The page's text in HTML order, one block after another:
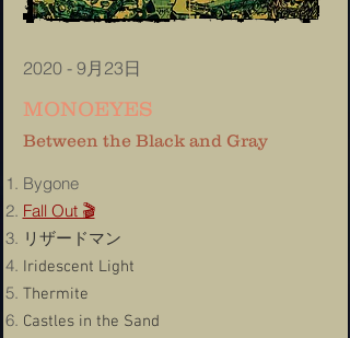
2020- 9月23日
MONOEYES
Between the Black and Gray
Bygone
Fall Out 🎬
リザードマン
Iridescent Light
Thermite
Castles in the Sand